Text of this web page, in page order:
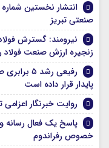
انتشار نخستین
صنعتی تبریز
نیرومند: گسترش
زنجیره ارزش صنعت فولاد
رفیعی
پایدار قرار داده است
روایت خبرنگار
پاسخ یک فعال رسانه
خصوص رفراندوم